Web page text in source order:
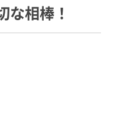
な相棒！